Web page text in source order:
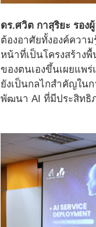
ดร.ศวิต กาสุริยะ รอง
ต้องอาศัยทั้งองค์ควา
หน้าที่เป็นโครงสร้าง
ของตนเองขึ้นเผยแพ
ยังเป็นกลไกสำคัญใน
พัฒนา AI ที่มีประสิทธิ